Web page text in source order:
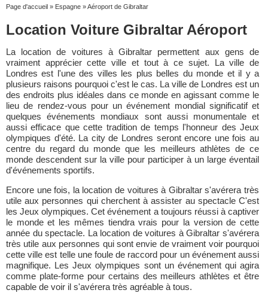
Page d'accueil » Espagne »Aéroport de Gibraltar
Location Voiture Gibraltar Aéroport
La location de voitures à Gibraltar permettent aux gens de
vraiment apprécier cette ville et tout à ce sujet. La ville de
Londres est l'une des villes les plus belles du monde et il y a
plusieurs raisons pourquoi c'est le cas. La ville de Londres est un
des endroits plus idéales dans ce monde en agissant comme le
lieu de rendez-vous pour un événement mondial significatif et
quelques événements mondiaux sont aussi monumentale et
aussi efficace que cette tradition de temps l'honneur des Jeux
olympiques d'été. La city de Londres seront encore une fois au
centre du regard du monde que les meilleurs athlètes de ce
monde descendent sur la ville pour participer à un large éventail
d'événements sportifs.
Encore une fois, la location de voitures à Gibraltar s'avérera très
utile aux personnes qui cherchent à assister au spectacle C'est
les Jeux olympiques. Cet événement a toujours réussi à captiver
le monde et les mêmes tiendra vrais pour la version de cette
année du spectacle. La location de voitures à Gibraltar s'avérera
très utile aux personnes qui sont envie de vraiment voir pourquoi
cette ville est telle une foule de raccord pour un événement aussi
magnifique. Les Jeux olympiques sont un événement qui agira
comme plate-forme pour certains des meilleurs athlètes et être
capable de voir il s'avérera très agréable à tous.